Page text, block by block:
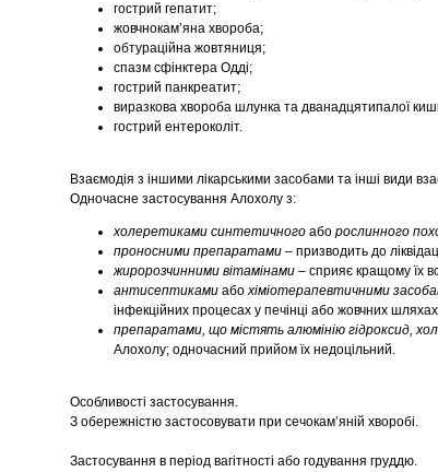
гострий гепатит;
жовчнокам’яна хвороба;
обтураційна жовтяниця;
спазм сфінктера Одді;
гострий панкреатит;
виразкова хвороба шлунка та дванадцятипалої
гострий ентероколіт.
Взаємодія з іншими лікарськими засобами та інші види
Одночасне застосування Алохолу з:
холеретиками синтетичного або рослинного
проносними препаратами – призводить до
жиророзчинними вітамінами – сприяє кращому їх
антисептиками абохіміотерапевтичними
інфекційних процесах у печінці або жовчних
препаратами, що містять алюмінію гідроксид,
Алохолу; одночасний прийом їх недоцільний.
Особливості застосування.
З обережністю застосовувати при сечокам’яній хворобі.
Застосування в період вагітності або годування груддю.